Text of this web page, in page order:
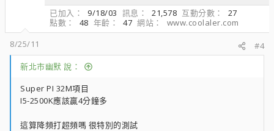
已加入
9/18/03 訊息 21,578 互動分數
27
點數
48 年齡 47 網站
www.coolaler.com
8/25/11
#4
新北市幽默 說：
Super PI 32M項目
I5-2500K應該贏4分鐘多
這算降頻打超頻嗎 很特別的測試